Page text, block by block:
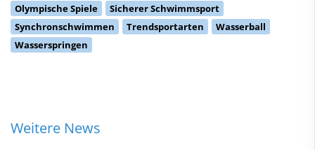
Olympische Spiele
Sicherer Schwimmsport
Synchronschwimmen
Trendsportarten
Wasserball
Wasserspringen
Weitere News